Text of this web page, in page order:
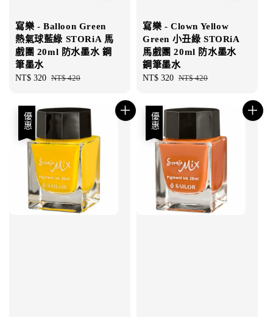
寫樂 - Balloon Green
熱氣球藍綠 STORiA 馬
戲團 20ml 防水墨水 鋼
筆墨水
Sale
NT$ 320 Regular
NT$ 420
寫樂 - Clown Yellow
Green 小丑綠 STORiA
馬戲團 20ml 防水墨水
鋼筆墨水
Sale
NT$ 320 Regular
NT$ 420
優惠 優惠